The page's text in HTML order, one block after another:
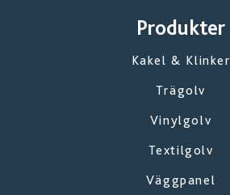
Produkter
Kakel & Klinker
Trägolv
Vinylgolv
Textilgolv
Väggpanel